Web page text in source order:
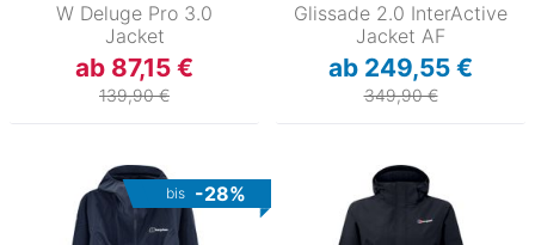
W Deluge Pro 3.0
Jacket
ab 87,15 €
139,90 €
Glissade 2.0 InterActive
Jacket AF
ab 249,55 €
349,90 €
bis -28%